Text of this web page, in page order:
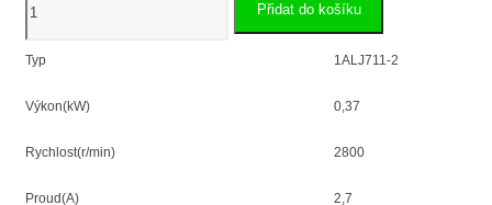
jednofázový
elektromotor
1ALJ711-
množství
Přidat do košíku
Typ 1ALJ711-2
Výkon(kW) 0,37
Rychlost(r/min) 2800
Proud(A) 2,7